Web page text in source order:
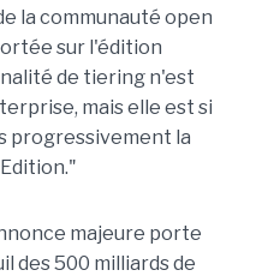
la communauté open
sur l'édition
de tiering n'est
mais elle est si
progressivement la
majeure porte
des 500 milliards de